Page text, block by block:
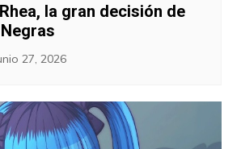
la gran decisión de
27, 2026